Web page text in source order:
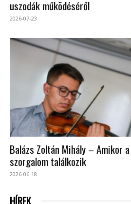
uszodák működéséről
2026-07-23
Balázs Zoltán Mihály – Amikor
szorgalom találkozik
2026-06-18
HÍREK